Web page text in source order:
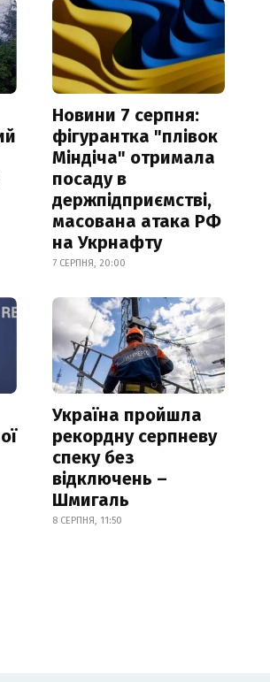
Новини 7 серпня:
фігурантка "плівок
Міндіча" отримала
посаду в
держпідприємстві,
масована атака РФ
на Укрнафту
7 СЕРПНЯ, 20:00
Україна пройшла
рекордну серпневу
спеку без
відключень –
Шмигаль
8 СЕРПНЯ, 11:50